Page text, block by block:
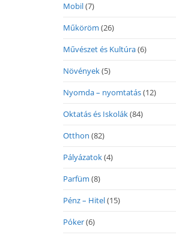
Mobil(7)
Műköröm (26)
Művészet és Kultúra(6)
Növények(5)
Nyomda – nyomtatás(12)
Oktatás és Iskolák(84)
Otthon (82)
Pályázatok(4)
Parfüm (8)
Pénz – Hitel(15)
Póker(6)